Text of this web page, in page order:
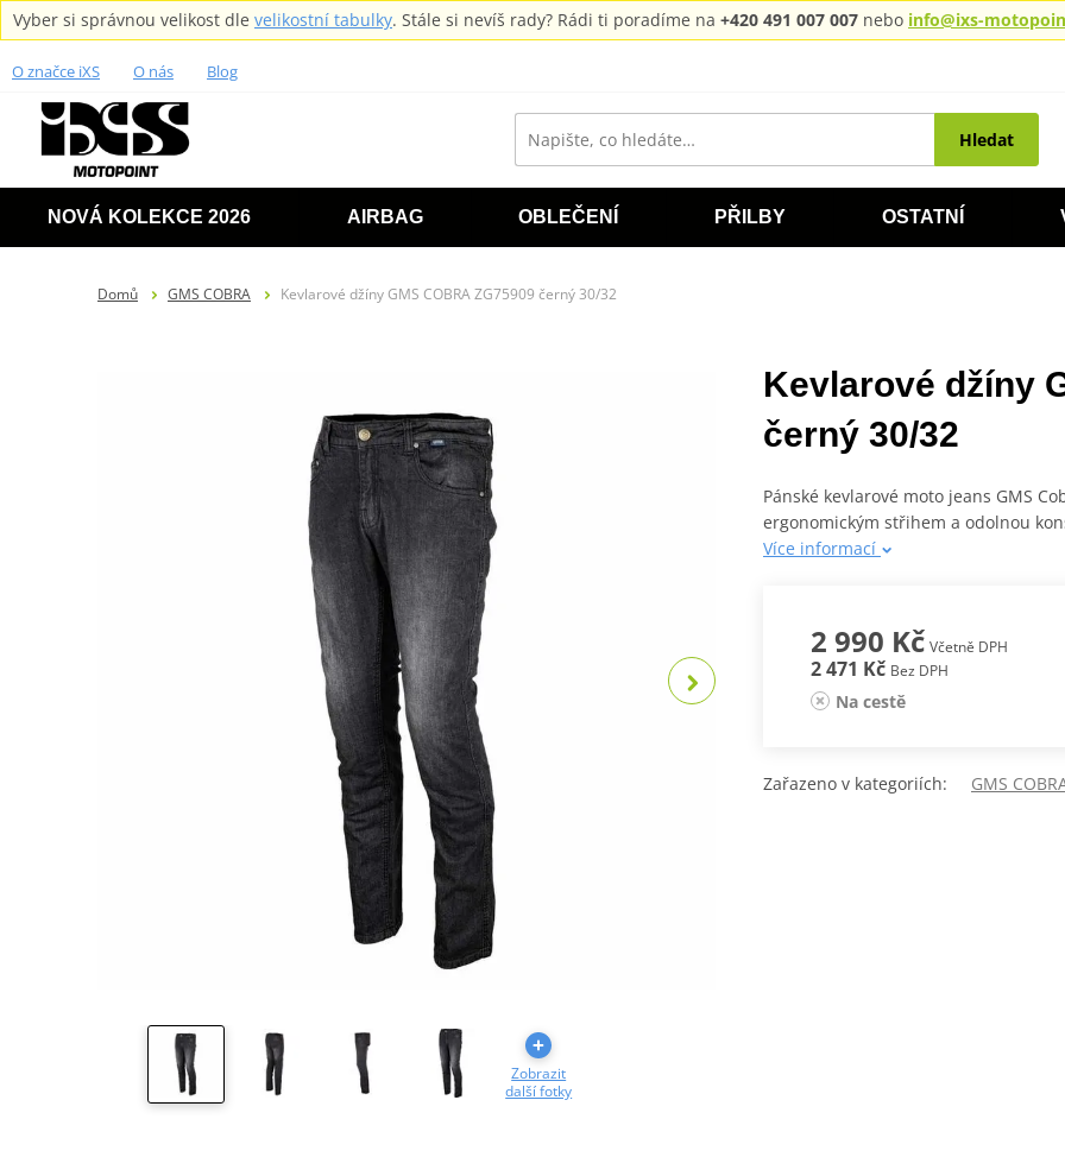
Vyber si správnou velikost dle velikostní tabulky. Stále si nevíš rady? Rádi ti poradíme na +420 491 007 007 nebo info@ixs-
O značce iXS O nás Blog
Hledat
NOVÁ KOLEKCE 2026 AIRBAG OBLEČENÍ PŘILBY OSTATNÍ
Domů GMS COBRA Kevlarové džíny GMS COBRA ZG75909 černý 30/32
Zobrazit
další fotky
Kevlarové džíny
černý 30/32
Pánské kevlarové moto jeans GMS
ergonomickým střihem a odolnou
Více informací
2 990 Kč Včetně DPH
2 471 Kč Bez DPH
Na cestě
Zařazeno v kategoriích: GMS